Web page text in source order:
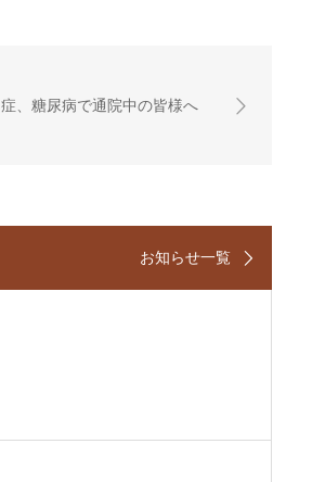
、糖尿病で通院中の皆様へ
お知らせ一覧